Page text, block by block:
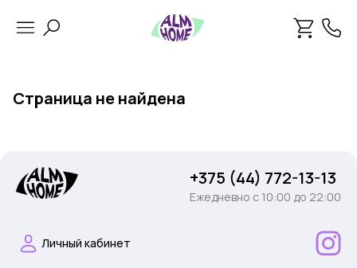
Страница не найдена
+375 (44) 772-13-13
Ежедневно c 10:00 до 22:00
Личный кабинет